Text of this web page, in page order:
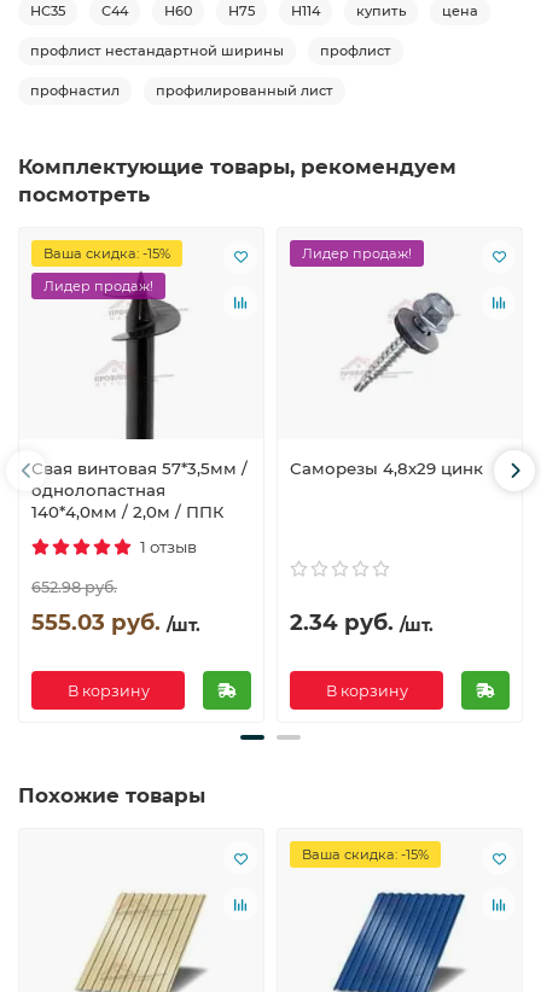
НС35 С44 Н60 Н75 Н114 купить цена
профлист нестандартной ширины профлист
профнастил профилированный лист
Комплектующие товары, рекомендуем
посмотреть
Ваша скидка: -15%
Лидер продаж!
Свая винтовая 57*3,5мм /
однолопастная
140*4,0мм / 2,0м / ППК
1 отзыв
652.98 руб.
555.03 руб. /шт.
В корзину
Лидер продаж!
Саморезы 4,8х29 цинк
2.34 руб. /шт.
В корзину
Похожие товары
Ваша скидка: -15%